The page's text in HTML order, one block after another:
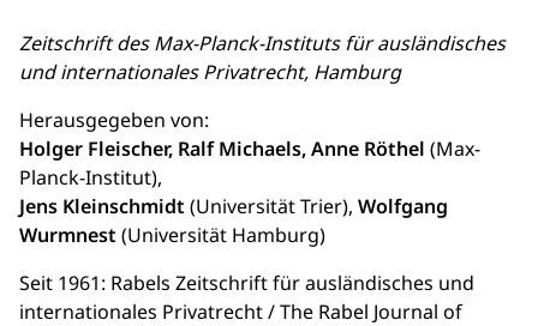
Zeitschrift des Max-Planck-Instituts für ausländisches
und internationales Privatrecht, Hamburg
Herausgegeben von:
Holger Fleischer, Ralf Michaels, Anne Röthel (Max-
Planck-Institut),
Jens Kleinschmidt (Universität Trier), Wolfgang
Wurmnest (Universität Hamburg)
Seit 1961: Rabels Zeitschrift für ausländisches und
internationales Privatrecht / The Rabel Journal of